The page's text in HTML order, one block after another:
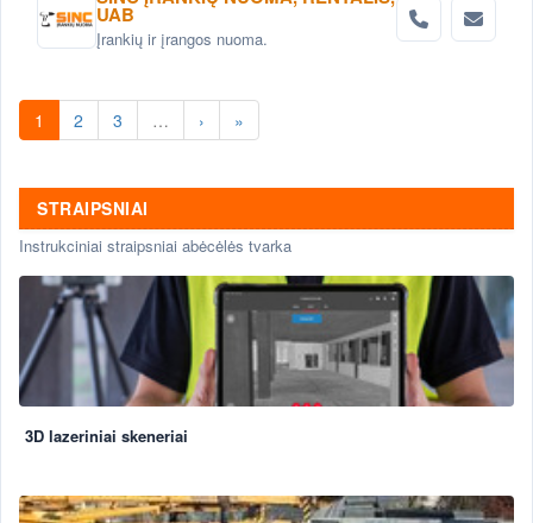
UAB
Įrankių ir įrangos nuoma.
1 2 3 … › »
STRAIPSNIAI
Instrukciniai straipsniai abėcėlės tvarka
3D lazeriniai skeneriai